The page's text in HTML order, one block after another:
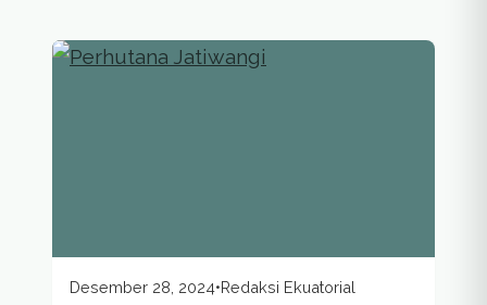
Desember 28, 2024•Redaksi Ekuatorial